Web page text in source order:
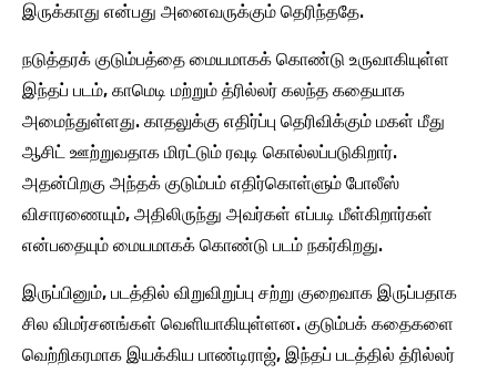
இருக்காது என்பது அனைவருக்கும் தெரிந்ததே.
நடுத்தரக் குடும்பத்தை மையமாகக் கொண்டு உருவாகியுள்ள
இந்தப் படம், காமெடி மற்றும் த்ரில்லர் கலந்த கதையாக
அமைந்துள்ளது. காதலுக்கு எதிர்ப்பு தெரிவிக்கும் மகள் மீது
ஆசிட் ஊற்றுவதாக மிரட்டும் ரவுடி கொல்லப்படுகிறார்.
அதன்பிறகு அந்தக் குடும்பம் எதிர்கொள்ளும் போலீஸ்
விசாரணையும், அதிலிருந்து அவர்கள் எப்படி மீள்கிறார்கள்
என்பதையும் மையமாகக் கொண்டு படம் நகர்கிறது.
இருப்பினும், படத்தில் விறுவிறுப்பு சற்று குறைவாக இருப்பதாக
சில விமர்சனங்கள் வெளியாகியுள்ளன. குடும்பக் கதைகளை
வெற்றிகரமாக இயக்கிய பாண்டிராஜ், இந்தப் படத்தில் த்ரில்லர்